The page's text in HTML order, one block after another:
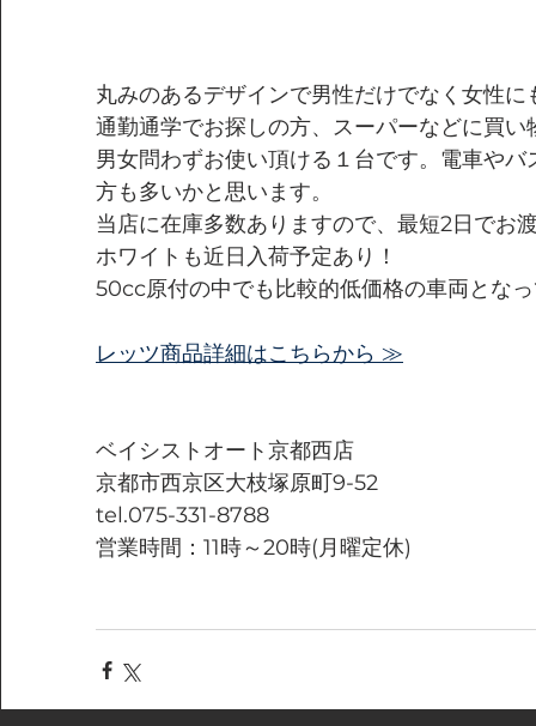
丸みのあるデザインで男性だけでなく女性
通勤通学でお探しの方、スーパーなどに買
男女問わずお使い頂ける１台です。電車や
方も多いかと思います。
当店に在庫多数ありますので、最短2日でお
ホワイトも近日入荷予定あり！
50cc原付の中でも比較的低価格の車両とな
レッツ商品詳細はこちらから ≫
ベイシストオート京都西店
京都市西京区大枝塚原町9-52
tel.075-331-8788
営業時間：11時～20時(月曜定休)